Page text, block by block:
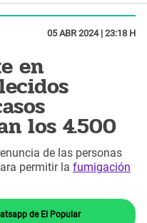
05 ABR 2024 | 23:18 H
en
los 4.500
de las personas
permitir la fumigación
de El Popular